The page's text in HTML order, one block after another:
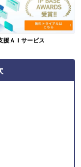
援ＡＩサービス